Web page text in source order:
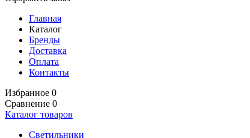
Главная
Каталог
Бренды
Доставка
Оплата
Контакты
Избранное 0
Сравнение 0
Каталог товаров
Светильники